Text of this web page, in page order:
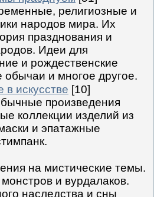
религиозные и
народов мира. Их
празднования и
Идеи для
и рождественские
и многое другое.
искусстве [10]
произведения
коллекции изделий из
и эпатажные
на мистические темы.
и вурдалаков.
наследства и сны